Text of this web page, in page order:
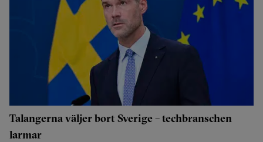
Talangerna väljer bort Sverige – techbranschen
larmar